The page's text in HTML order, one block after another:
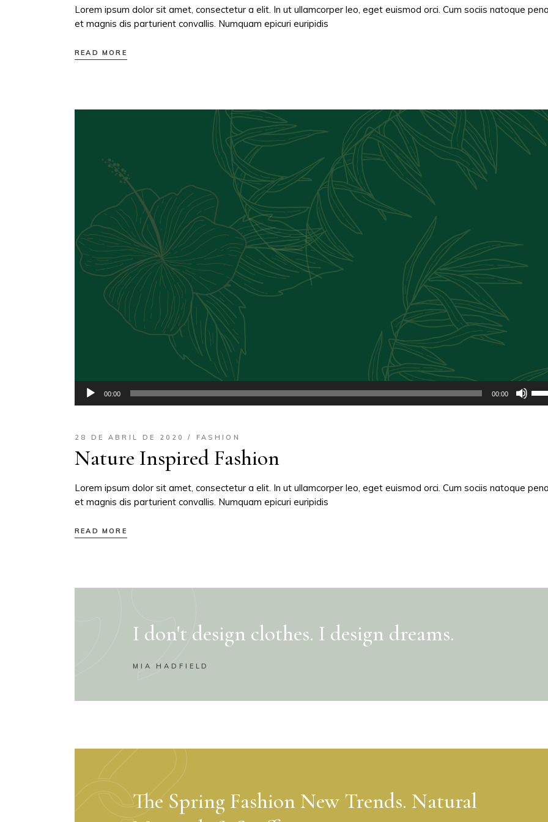
Lorem ipsum dolor sit amet, consectetur a elit. In ut ullamcorper leo, eget euismod orci. Cum sociis natoque
et magnis dis parturient convallis. Numquam epicuri euripidis
READ MORE
Reproductor
00:00 00:00
28 DE ABRIL DE 2020 FASHION
Nature Inspired Fashion
Lorem ipsum dolor sit amet, consectetur a elit. In ut ullamcorper leo, eget euismod orci. Cum sociis natoque
et magnis dis parturient convallis. Numquam epicuri euripidis
READ MORE
I don't design clothes. I design dreams.
MIA HADFIELD
The Spring Fashion New Trends. Natural